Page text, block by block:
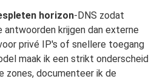
horizon-DNS zodat
antwoorden krijgen dan externe
privé IP's of snellere toegang
maak ik een strikt onderscheid
zones, documenteer ik de